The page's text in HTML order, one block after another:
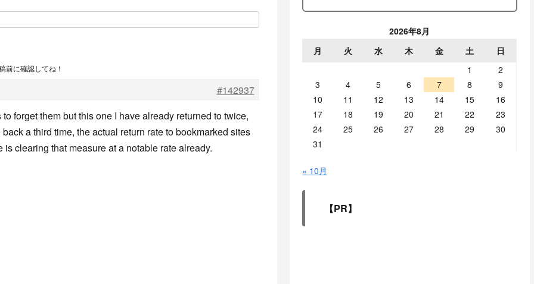
前に確認してね！
#142937
forget them but this one I have already returned to twice,
a third time, the actual return rate to bookmarked sites
clearing that measure at a notable rate already.
2026年8月
月
火 水 木 金 土
日
1
2
3
4 5 6 7 8
9
10
11 12 13 14 15
16
17
18 19 20 21 22
23
24
25 26 27 28 29
30
31
« 10月
【PR】